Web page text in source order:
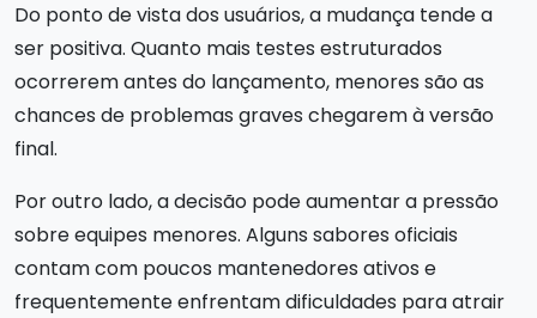
Do ponto de vista dos usuários, a mudança tende a
ser positiva. Quanto mais testes estruturados
ocorrerem antes do lançamento, menores são as
chances de problemas graves chegarem à versão
final.
Por outro lado, a decisão pode aumentar a pressão
sobre equipes menores. Alguns sabores oficiais
contam com poucos mantenedores ativos e
frequentemente enfrentam dificuldades para atrair